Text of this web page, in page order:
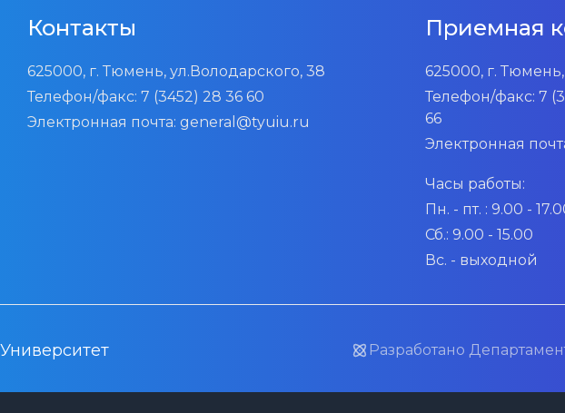
Контакты
625000, г. Тюмень, ул.Володарского, 38
Телефон/факс: 7 (3452) 28 36 60
Электронная почта: general@tyuiu.ru
Приемная
625000, г.
Телефон/факс:7
66
Электронная
Часы работы:
Пн. - пт. : 9.00 -
Сб.: 9.00 - 15.00
Вс. - выходной
Разработано